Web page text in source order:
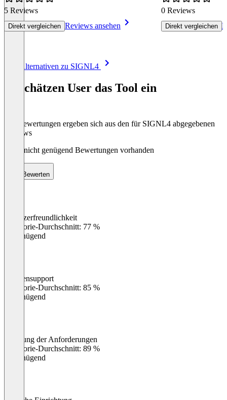
5 Reviews
Direkt vergleichen Reviews ansehen
0 Reviews
Direkt vergleichen
Alle Alternativen zu SIGNL4
So schätzen User das Tool ein
Die Bewertungen ergeben sich aus den für SIGNL4 abgegebenen
Reviews
Noch nicht genügend Bewertungen vorhanden
Bewerten
Benutzerfreundlichkeit
Kategorie-Durchschnitt: 77 %
Ungenügend
Kundensupport
Kategorie-Durchschnitt: 85 %
Ungenügend
Erfüllung der Anforderungen
Kategorie-Durchschnitt: 89 %
Ungenügend